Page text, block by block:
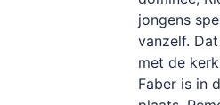
jongens
vanzelf.
met de
Faber is in